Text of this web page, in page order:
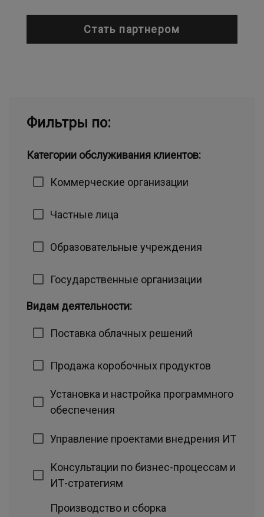
Стать партнером
Фильтры по:
Категории обслуживания клиентов:
Коммерческие организации
Частные лица
Образовательные учреждения
Государственные организации
Видам деятельности:
Поставка облачных решений
Продажа коробочных продуктов
Установка и настройка программного
обеспечения
Управление проектами внедрения ИТ
Консультации по бизнес-процессам и
ИТ-стратегиям
Производство и сборка